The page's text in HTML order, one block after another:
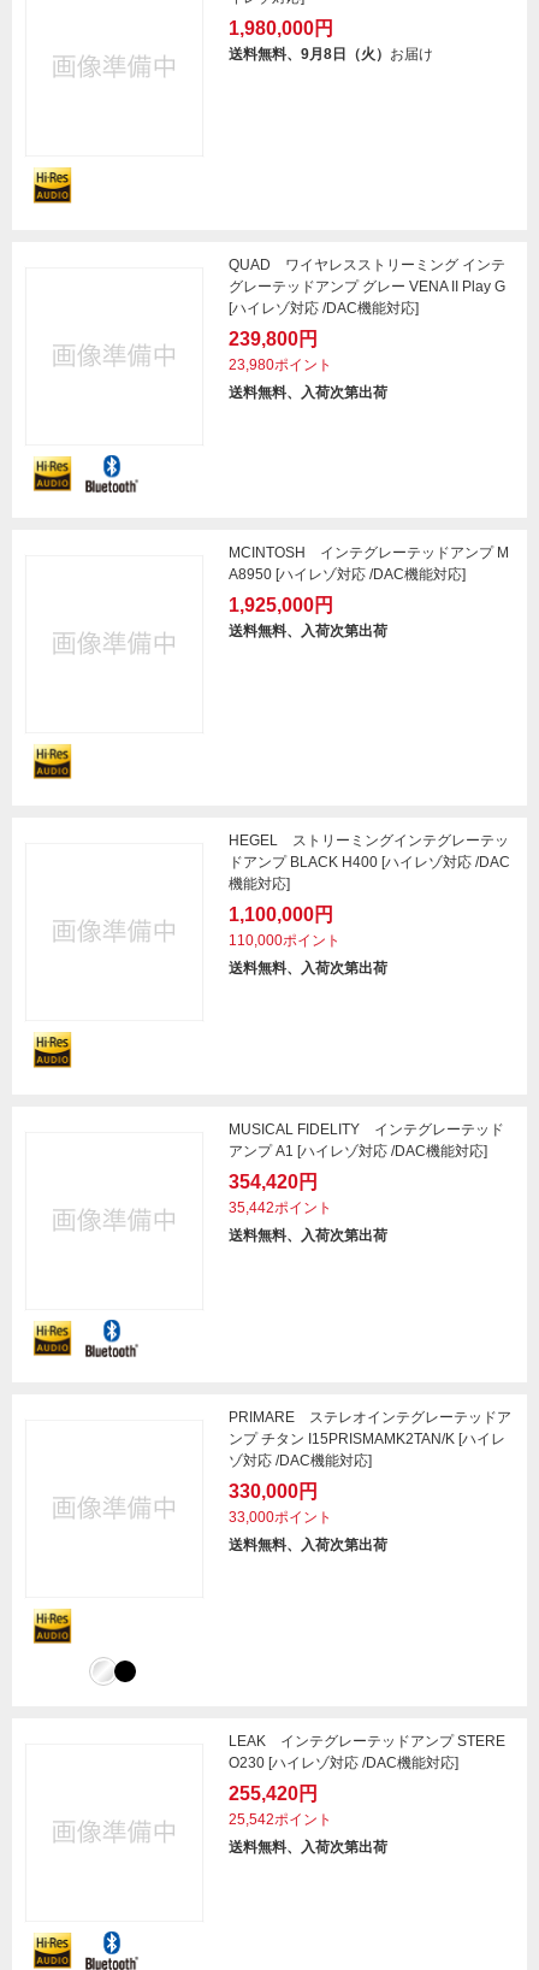
1,980,000円
送料無料、9月8日（火） お届け
QUAD ワイヤレスストリーミング インテ
グレーテッドアンプ グレー VENA II Play G
[ハイレゾ対応 /DAC機能対応]
239,800円
23,980ポイント
送料無料、入荷次第出荷
MCINTOSH インテグレーテッドアンプ M
A8950 [ハイレゾ対応 /DAC機能対応]
1,925,000円
送料無料、入荷次第出荷
HEGEL ストリーミングインテグレーテッ
ドアンプ BLACK H400 [ハイレゾ対応 /DAC
機能対応]
1,100,000円
110,000ポイント
送料無料、入荷次第出荷
MUSICAL FIDELITY インテグレーテッド
アンプ A1 [ハイレゾ対応 /DAC機能対応]
354,420円
35,442ポイント
送料無料、入荷次第出荷
PRIMARE ステレオインテグレーテッドア
ンプ チタン I15PRISMAMK2TAN/K [ハイレ
ゾ対応 /DAC機能対応]
330,000円
33,000ポイント
送料無料、入荷次第出荷
LEAK インテグレーテッドアンプ STERE
O230 [ハイレゾ対応 /DAC機能対応]
255,420円
25,542ポイント
送料無料、入荷次第出荷